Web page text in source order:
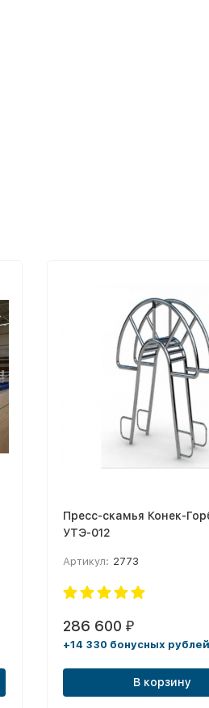
Пресс-скамья Конек-
УТЭ-012
Артикул: 2773
286 600 ₽
+14 330 бонусных рублей
В корзину